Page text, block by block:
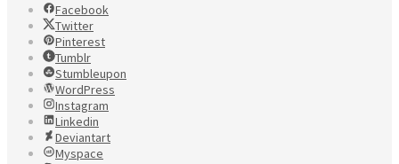
Facebook
Twitter
Pinterest
Tumblr
Stumbleupon
WordPress
Instagram
Linkedin
Deviantart
Myspace